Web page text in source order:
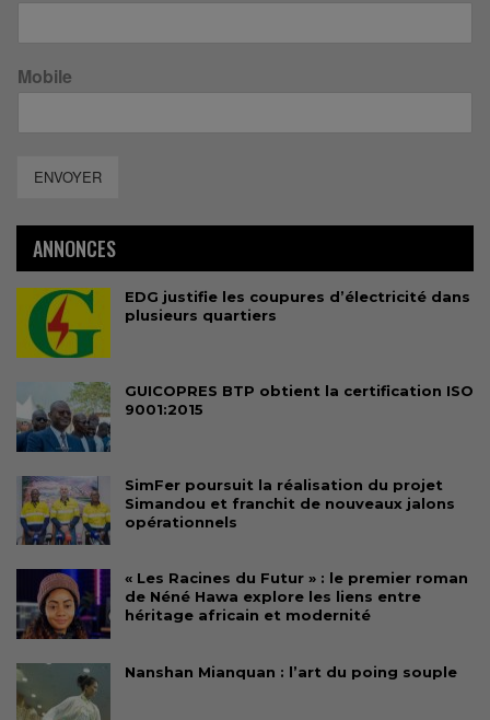
Mobile
ENVOYER
ANNONCES
EDG justifie les coupures d’électricité dans
plusieurs quartiers
GUICOPRES BTP obtient la certification ISO
9001:2015
SimFer poursuit la réalisation du projet
Simandou et franchit de nouveaux jalons
opérationnels
« Les Racines du Futur » : le premier roman
de Néné Hawa explore les liens entre
héritage africain et modernité
Nanshan Mianquan : l’art du poing souple